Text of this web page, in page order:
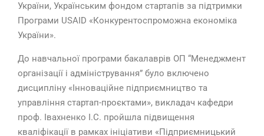
України, Українським фондом стартапів за підтримки
Програми USAID «Конкурентоспроможна економіка
України».
До навчальної програми бакалаврів ОП “Менеджмент
організації і адміністрування” було включено
дисципліну «Інноваційне підприємництво та
управління стартап-проєктами», викладач кафедри
проф. Івахненко І.С. пройшла підвищення
кваліфікації в рамках ініціативи «Підприємницький